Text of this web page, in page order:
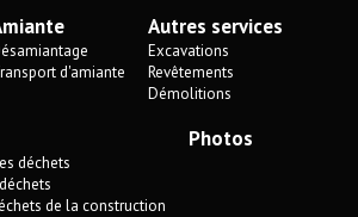
d'amiante
Autres services
Excavations
Revêtements
Démolitions
déchets
de la construction
Photos